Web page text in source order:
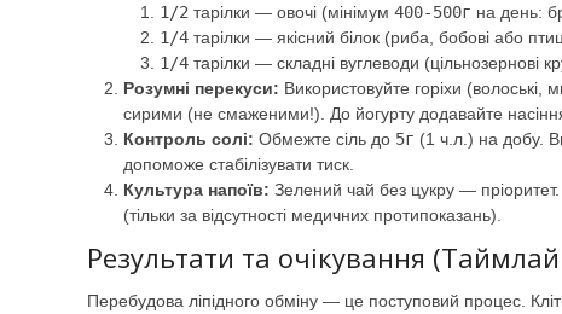
1/2 тарілки — овочі (мінімум 400-500г на день:
1/4 тарілки — якісний білок (риба, бобові або
1/4 тарілки — складні вуглеводи (цільнозернові
Розумні перекуси: Використовуйте горіхи
сирими (не смаженими!). До йогурту додавайте
Контроль солі: Обмежте сіль до 5г (1 ч.л.) на добу.
допоможе стабілізувати тиск.
Культура напоїв: Зелений чай без цукру — пріоритет.
(тільки за відсутності медичних протипоказань).
Результати та очікування
Перебудова ліпідного обміну — це поступовий процес.